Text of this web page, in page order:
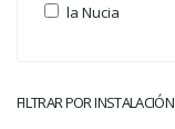
la Nucia
FILTRAR POR INSTALACIÓN